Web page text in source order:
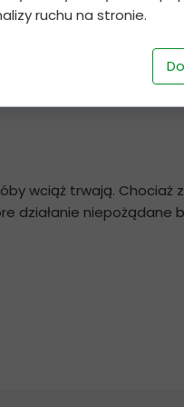
odpowiedź
wciąż trwają.
działanie
ruchu na stronie.